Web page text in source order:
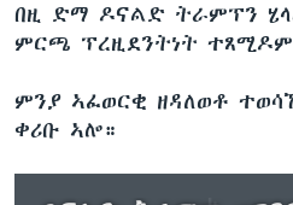
በዚ ድማ ዶናልድ ትራምፕን
ምርጫ ፕረዚደንትነት ተጸሚዶም
ምንያ ኣፈወርቂ ዘዳለወቶ
ቀሪቡ ኣሎ።